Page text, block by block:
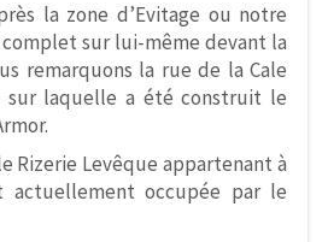
la zone d’Evitage ou notre
sur lui-même devant la
remarquons la rue de la Cale
laquelle a été construit le
Rizerie Levêque appartenant à
actuellement occupée par le